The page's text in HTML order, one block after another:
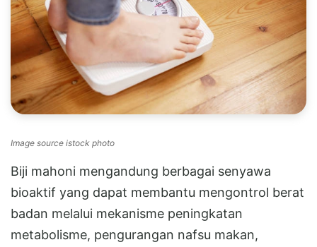
Image source istock photo
Biji mahoni mengandung berbagai senyawa
bioaktif yang dapat membantu mengontrol berat
badan melalui mekanisme peningkatan
metabolisme, pengurangan nafsu makan,